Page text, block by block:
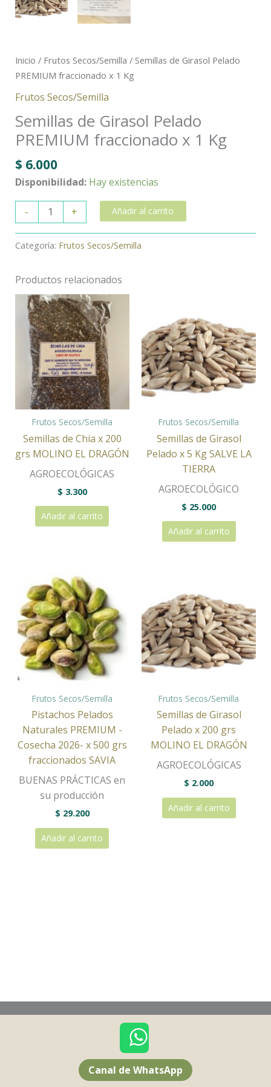
Inicio / Frutos Secos/Semilla / Semillas de Girasol Pelado
PREMIUM fraccionado x 1 Kg
Frutos Secos/Semilla
Semillas de Girasol Pelado
PREMIUM fraccionado x 1 Kg
$6.000
Disponibilidad: Hay existencias
- + Añadir al carrito
Categoría: Frutos Secos/Semilla
Productos relacionados
Frutos Secos/Semilla
Semillas de Chia x 200
grs MOLINO EL DRAGÓN
AGROECOLÓGICAS
$ 3.300
Añadir al carrito
Frutos Secos/Semilla
Semillas de Girasol
Pelado x 5 Kg SALVE LA
TIERRA
AGROECOLÓGICO
$ 25.000
Añadir al carrito
Frutos Secos/Semilla
Pistachos Pelados
Naturales PREMIUM -
Cosecha 2026- x 500 grs
fraccionados SAVIA
BUENAS PRÁCTICAS en
su producción
$ 29.200
Añadir al carrito
Frutos Secos/Semilla
Semillas de Girasol
Pelado x 200 grs
MOLINO EL DRAGÓN
AGROECOLÓGICAS
$ 2.000
Añadir al carrito
Canal de WhatsApp